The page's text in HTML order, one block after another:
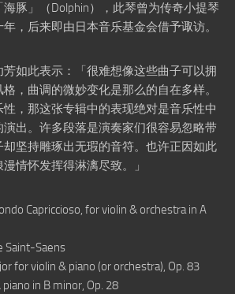
豚」（Dolphin），此琴曾为传奇小提琴
，后来即由日本音乐基金会借予诹访。
芳如此表示：「很难想像这些曲子可以拥
，曲调的微妙变化是那么的自在多样。
，那这张专辑中的表现绝对是音乐性中
出。许多段落是演奏家们很容易忽略带
坚持雕琢出无瑕的音符。也许正因如此
情怀发挥得淋漓尽致。」
Capriccioso, for violin & orchestra in A
Saint-Saens
for violin & piano (or orchestra), Op. 83
in B minor, Op. 28